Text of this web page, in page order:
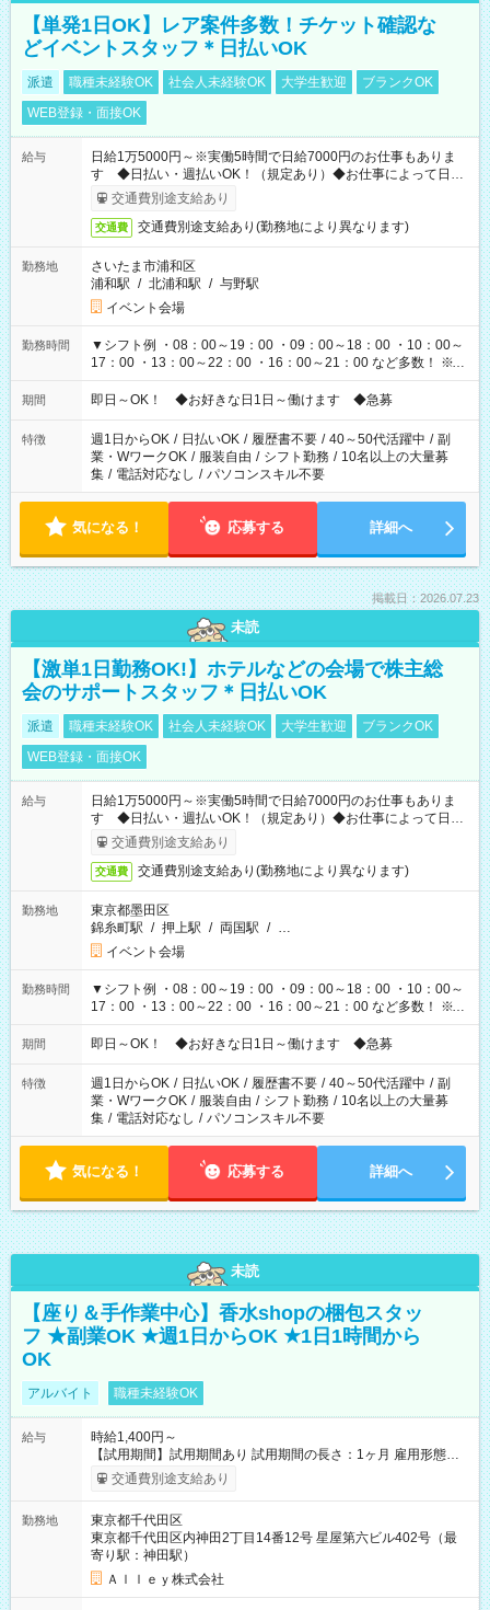
【単発1日OK】レア案件多数！チケット確認な
どイベントスタッフ＊日払いOK
派遣 職種未経験OK 社会人未経験OK 大学生歓迎
ブランクOK
WEB登録・面接OK
給与
日給1万5000円～※実働5時間で日給7000円のお仕事もありま
す ◆日払い・週払いOK！（規定あり）◆お仕事によって日給
も異なります
交通費別途支給あり
交通費 交通費別途支給あり(勤務地により異なります)
勤務地
さいたま市浦和区
浦和駅 / 北浦和駅 / 与野駅
イベント会場
勤務時間
▼シフト例 ・08：00～19：00 ・09：00～18：00 ・10：00～
17：00 ・13：00～22：00 ・16：00～21：00 など多数！ ※お
仕事により勤務時間が異なります
期間 即日～OK！ ◆お好きな日1日～働けます ◆急募
特徴 週1日からOK / 日払いOK / 履歴書不要 / 40～50代活躍中 / 副
業・WワークOK / 服装自由 / シフト勤務 / 10名以上の大量募
集 / 電話対応なし / パソコンスキル不要
気になる！ 応募する 詳細へ
掲載日：2026.07.23
未読
【激単1日勤務OK!】ホテルなどの会場で株主総
会のサポートスタッフ＊日払いOK
派遣 職種未経験OK 社会人未経験OK 大学生歓迎
ブランクOK
WEB登録・面接OK
給与
日給1万5000円～※実働5時間で日給7000円のお仕事もありま
す ◆日払い・週払いOK！（規定あり）◆お仕事によって日給
も異なります
交通費別途支給あり
交通費 交通費別途支給あり(勤務地により異なります)
勤務地
東京都墨田区
錦糸町駅 / 押上駅 / 両国駅 / …
イベント会場
勤務時間
▼シフト例 ・08：00～19：00 ・09：00～18：00 ・10：00～
17：00 ・13：00～22：00 ・16：00～21：00 など多数！ ※お
仕事により勤務時間が異なります
期間 即日～OK！ ◆お好きな日1日～働けます ◆急募
特徴 週1日からOK / 日払いOK / 履歴書不要 / 40～50代活躍中 / 副
業・WワークOK / 服装自由 / シフト勤務 / 10名以上の大量募
集 / 電話対応なし / パソコンスキル不要
気になる！ 応募する 詳細へ
未読
【座り＆手作業中心】香水shopの梱包スタッ
フ ★副業OK ★週1日からOK ★1日1時間から
OK
アルバイト 職種未経験OK
給与
時給1,400円～
【試用期間】試用期間あり 試用期間の長さ：1ヶ月 雇用形態、
給与は本採用時と同じです。
交通費別途支給あり
勤務地
東京都千代田区
東京都千代田区内神田2丁目14番12号 星屋第六ビル402号（最
寄り駅：神田駅）
Ａｌｌｅｙ株式会社